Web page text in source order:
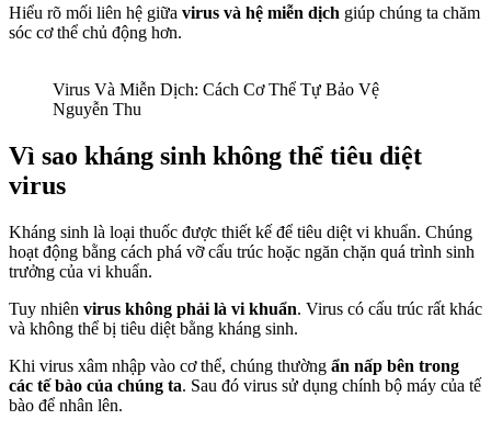
Hiểu rõ mối liên hệ giữa virus và hệ miễn dịch giúp chúng ta chăm
sóc cơ thể chủ động hơn.
Virus Và Miễn Dịch: Cách Cơ Thể Tự Bảo Vệ
Nguyễn Thu
Vì sao kháng sinh không thể tiêu diệt
virus
Kháng sinh là loại thuốc được thiết kế để tiêu diệt vi khuẩn. Chúng
hoạt động bằng cách phá vỡ cấu trúc hoặc ngăn chặn quá trình sinh
trưởng của vi khuẩn.
Tuy nhiên virus không phải là vi khuẩn. Virus có cấu trúc rất khác
và không thể bị tiêu diệt bằng kháng sinh.
Khi virus xâm nhập vào cơ thể, chúng thường ẩn nấp bên trong
các tế bào của chúng ta. Sau đó virus sử dụng chính bộ máy của tế
bào để nhân lên.